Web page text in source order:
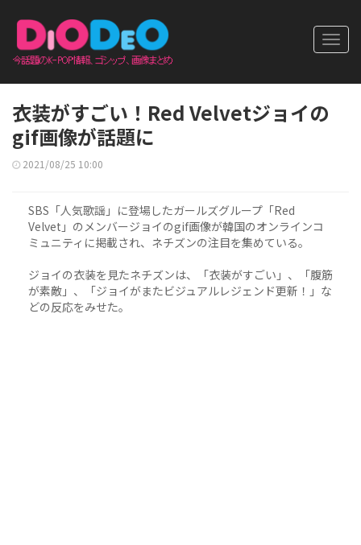
衣装がすごい！Red Velvetジョイの
gif画像が話題に
2021/08/25 10:00
SBS「人気歌謡」に登場したガールズグループ「Red
Velvet」のメンバージョイのgif画像が韓国のオンラインコ
ミュニティに掲載され、ネチズンの注目を集めている。
ジョイの衣装を見たネチズンは、「衣装がすごい」、「腹筋
が素敵」、「ジョイがまたビジュアルレジェンド更新！」な
どの反応をみせた。